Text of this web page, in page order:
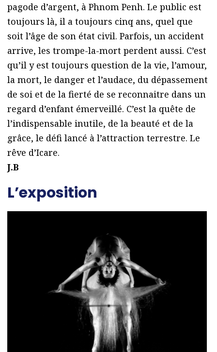
pagode d’argent, à Phnom Penh. Le public est
toujours là, il a toujours cinq ans, quel que
soit l’âge de son état civil. Parfois, un accident
arrive, les trompe-la-mort perdent aussi. C’est
qu’il y est toujours question de la vie, l’amour,
la mort, le danger et l’audace, du dépassement
de soi et de la fierté de se reconnaitre dans un
regard d’enfant émerveillé. C’est la quête de
l’indispensable inutile, de la beauté et de la
grâce, le défi lancé à l’attraction terrestre. Le
rêve d’Icare.
J.B
L’exposition